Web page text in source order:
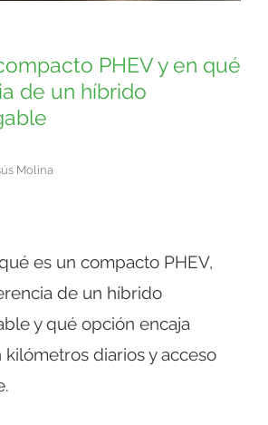
PHEV y en qué
de un híbrido
Molina
es un compacto PHEV,
de un híbrido
y qué opción encaja
diarios y acceso